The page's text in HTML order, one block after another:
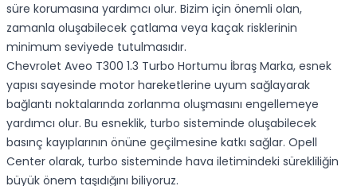
süre korumasına yardımcı olur. Bizim için önemli olan,
zamanla oluşabilecek çatlama veya kaçak risklerinin
minimum seviyede tutulmasıdır.
Chevrolet Aveo T300 1.3 Turbo Hortumu İbraş Marka, esnek
yapısı sayesinde motor hareketlerine uyum sağlayarak
bağlantı noktalarında zorlanma oluşmasını engellemeye
yardımcı olur. Bu esneklik, turbo sisteminde oluşabilecek
basınç kayıplarının önüne geçilmesine katkı sağlar. Opell
Center olarak, turbo sisteminde hava iletimindeki sürekliliğin
büyük önem taşıdığını biliyoruz.